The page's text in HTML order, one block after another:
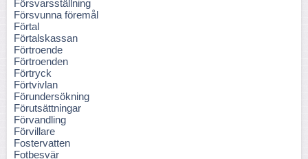
Försvarsställning
Försvunna föremål
Förtal
Förtalskassan
Förtroende
Förtroenden
Förtryck
Förtvivlan
Förundersökning
Förutsättningar
Förvandling
Förvillare
Fostervatten
Fotbesvär